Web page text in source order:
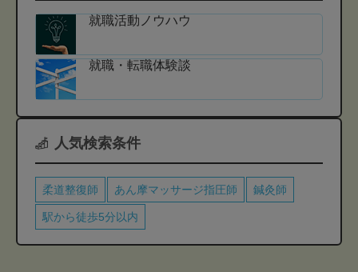
就職活動ノウハウ
就職・転職体験談
人気検索条件
柔道整復師 あん摩マッサージ指圧師 鍼灸師
駅から徒歩5分以内